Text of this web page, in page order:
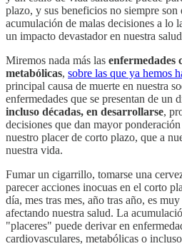
plazo, y sus beneficios no siempre
acumulación de malas decisiones a lo
un impacto devastador en nuestra
Miremos nada más las enfermedades
metabólicas, sobre las que ya hemos
principal causa de muerte en nuestra
enfermedades que se presentan de un
incluso décadas, en desarrollarse,
decisiones que dan mayor
nuestro placer de corto plazo, que a
nuestra vida.
Fumar un cigarrillo, tomarse una
parecer acciones inocuas en el corto
día, mes tras mes, año tras año, es
afectando nuestra salud. La
"placeres" puede derivar en
cardiovasculares, metabólicas o